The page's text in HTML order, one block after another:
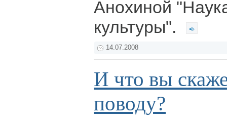
Анохиной
культуры".
14.07.2008
И что вы
поводу?